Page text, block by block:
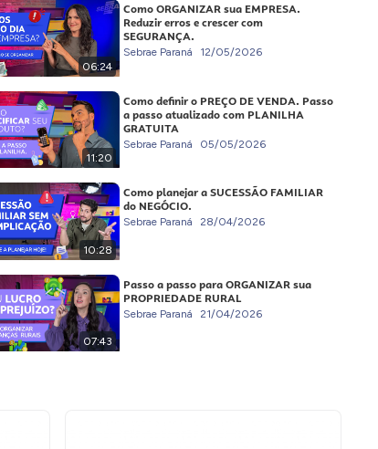
06:24
Como ORGANIZAR sua EMPRESA.
Reduzir erros e crescer com
SEGURANÇA.
Sebrae Paraná 12/05/2026
11:20
Como definir o PREÇO DE VENDA. Passo
a passo atualizado com PLANILHA
GRATUITA
Sebrae Paraná 05/05/2026
10:28
Como planejar a SUCESSÃO FAMILIAR
do NEGÓCIO.
Sebrae Paraná 28/04/2026
07:43
Passo a passo para ORGANIZAR sua
PROPRIEDADE RURAL
Sebrae Paraná 21/04/2026